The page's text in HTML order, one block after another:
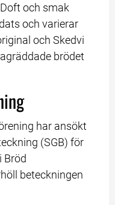
och smak
och varierar
och Skedvi
brödet
har ansökt
(SGB) för
Bröd
beteckningen